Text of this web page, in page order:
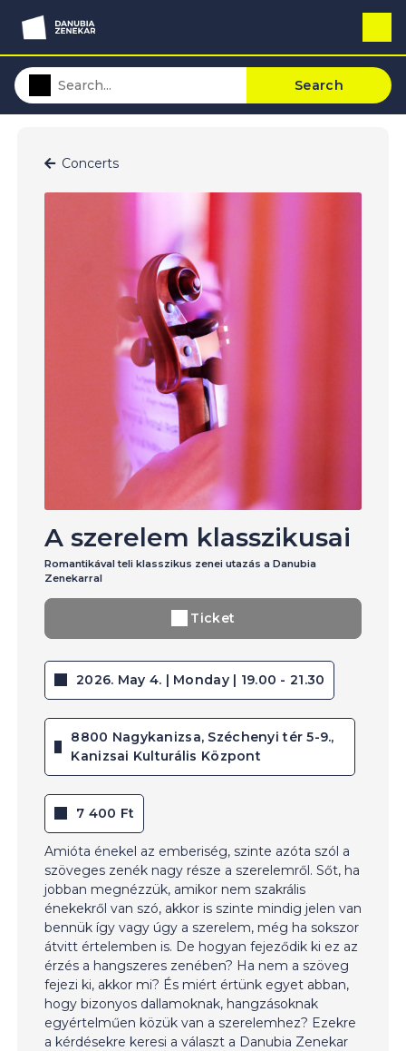
Search
Concerts
A szerelem klasszikusai
Romantikával teli klasszikus zenei utazás a Danubia
Zenekarral
Ticket
2026. May 4. | Monday | 19.00 - 21.30
8800 Nagykanizsa, Széchenyi tér 5-9.,
Kanizsai Kulturális Központ
7 400 Ft
Amióta énekel az emberiség, szinte azóta szól a
szöveges zenék nagy része a szerelemről. Sőt, ha
jobban megnézzük, amikor nem szakrális
énekekről van szó, akkor is szinte mindig jelen van
bennük így vagy úgy a szerelem, még ha sokszor
átvitt értelemben is. De hogyan fejeződik ki ez az
érzés a hangszeres zenében? Ha nem a szöveg
fejezi ki, akkor mi? És miért értünk egyet abban,
hogy bizonyos dallamoknak, hangzásoknak
egyértelműen közük van a szerelemhez? Ezekre
a kérdésekre keresi a választ a Danubia Zenekar